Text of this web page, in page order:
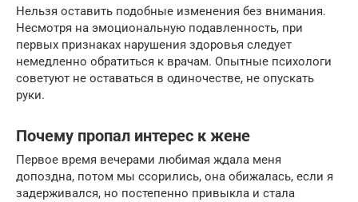
Нельзя оставить подобные изменения без внимания.
Несмотря на эмоциональную подавленность, при
первых признаках нарушения здоровья следует
немедленно обратиться к врачам. Опытные психологи
советуют не оставаться в одиночестве, не опускать
руки.
Почему пропал интерес к жене
Первое время вечерами любимая ждала меня
допоздна, потом мы ссорились, она обижалась, если я
задерживался, но постепенно привыкла и стала